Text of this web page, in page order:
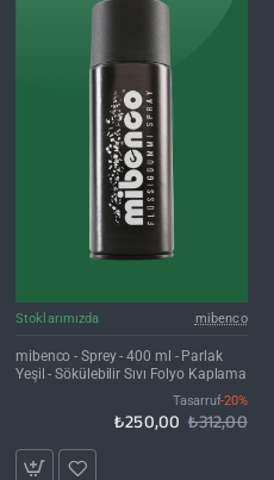
İNDIRIM'DE
Stoklarımızda mibenco
mibenco - Sprey - 400 ml - Parlak
Yeşil - Sökülebilir Sıvı Folyo Kaplama
Tasarruf-20%
₺250,00 ₺312,00